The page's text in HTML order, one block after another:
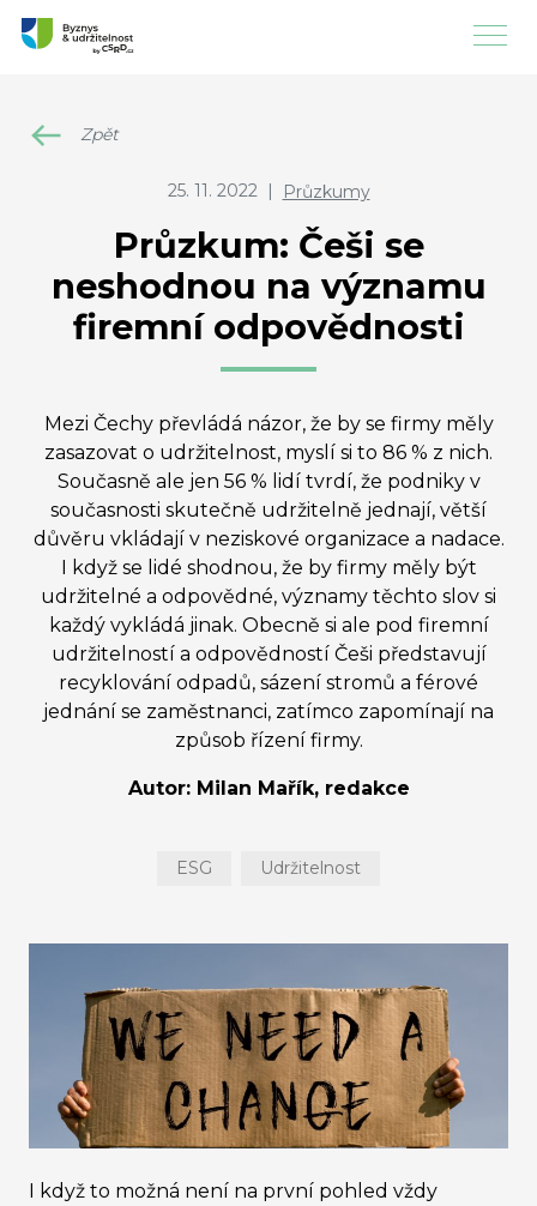
Zpět
25. 11. 2022 | Průzkumy
Průzkum: Češi se
neshodnou na významu
firemní odpovědnosti
Mezi Čechy převládá názor, že by se firmy měly
zasazovat o udržitelnost, myslí si to 86 % z nich.
Současně ale jen 56 % lidí tvrdí, že podniky v
současnosti skutečně udržitelně jednají, větší
důvěru vkládají v neziskové organizace a nadace.
I když se lidé shodnou, že by firmy měly být
udržitelné a odpovědné, významy těchto slov si
každý vykládá jinak. Obecně si ale pod firemní
udržitelností a odpovědností Češi představují
recyklování odpadů, sázení stromů a férové
jednání se zaměstnanci, zatímco zapomínají na
způsob řízení firmy.
Autor: Milan Mařík, redakce
ESG Udržitelnost
I když to možná není na první pohled vždy